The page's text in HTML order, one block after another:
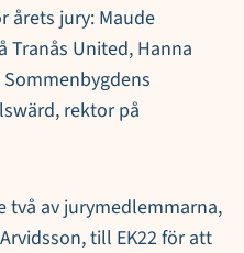
årets jury: Maude
Tranås United, Hanna
rektor på
två av jurymedlemmarna,
till EK22 för att